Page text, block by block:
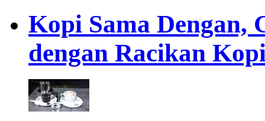
Kopi Sama Dengan,
dengan Racikan